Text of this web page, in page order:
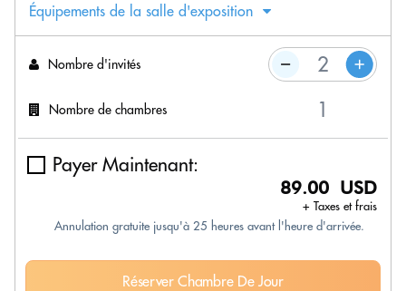
Équipements de la salle d'exposition
Nombre d'invités
Nombre de chambres
Payer Maintenant:
89.00 USD
+ Taxes et frais
Annulation gratuite jusqu'à 25 heures avant l'heure d'arrivée.
Réserver Chambre De Jour